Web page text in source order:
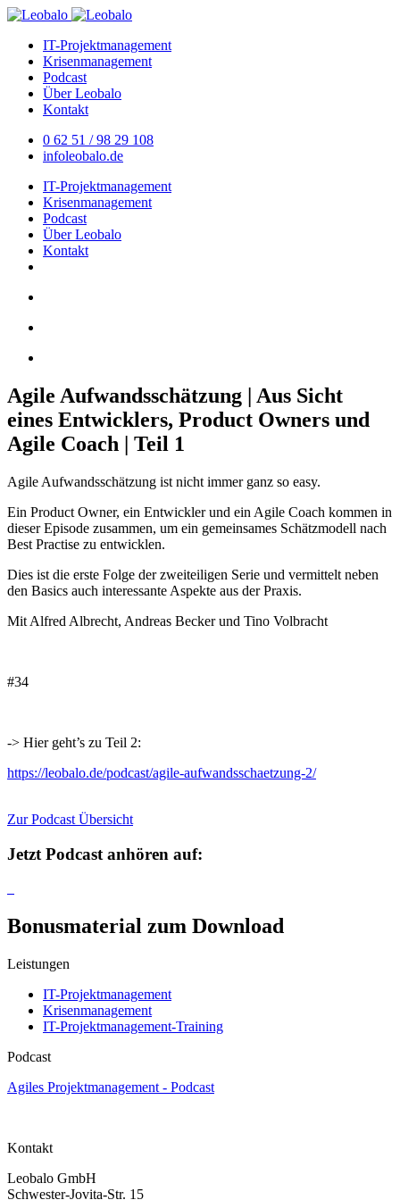
IT-Projektmanagement
Krisenmanagement
Podcast
Über Leobalo
Kontakt
0 62 51 / 98 29 108
info​leobalo.de
IT-Projektmanagement
Krisenmanagement
Podcast
Über Leobalo
Kontakt
Agile Aufwandsschätzung | Aus Sicht
eines Entwicklers, Product Owners und
Agile Coach | Teil 1
Agile Aufwandsschätzung ist nicht immer ganz so easy.
Ein Product Owner, ein Entwickler und ein Agile Coach kommen in
dieser Episode zusammen, um ein gemeinsames Schätzmodell nach
Best Practise zu entwicklen.
Dies ist die erste Folge der zweiteiligen Serie und vermittelt neben
den Basics auch interessante Aspekte aus der Praxis.
Mit Alfred Albrecht, Andreas Becker und Tino Volbracht
#34
-> Hier geht’s zu Teil 2:
https://leobalo.de/podcast/agile-aufwandsschaetzung-2/
Zur Podcast Übersicht
Jetzt Podcast anhören auf:
Bonusmaterial zum Download
Leistungen
IT-Projektmanagement
Krisenmanagement
IT-Projektmanagement-Training
Podcast
Agiles Projektmanagement - Podcast
Kontakt
Leobalo GmbH
Schwester-Jovita-Str. 15